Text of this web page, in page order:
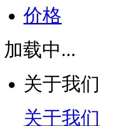
价格
加载中...
关于我们
关于我们